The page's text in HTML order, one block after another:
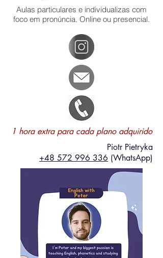
Aulas particulares e individualizas com
foco em pronúncia. Online ou presencial.
1 hora extra para cada plano adquirido
Piotr Pietryka
+48 572 996 336‬ (WhatsApp)